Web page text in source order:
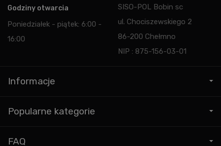
Godziny otwarcia
Poniedziałek - piątek: 6:00 -
16:00
SISO-POL Bobin sc
ul. Chociszewskiego 2
86-200 Chełmno
NIP : 875-156-03-01
Informacje
Popularne kategorie
FAQ